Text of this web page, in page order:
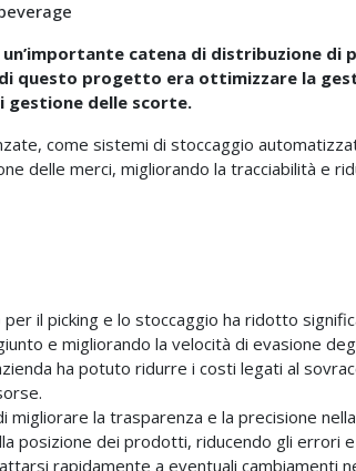
catena di distribuzione
questo progetto era ottimizzare la
gestione delle scorte.
come sistemi di stoccaggio
delle merci, migliorando la tracciabilità e
il picking e lo stoccaggio ha ridotto
e migliorando la velocità di evasione
ha potuto ridurre i costi legati al
la trasparenza e la precisione
posizione dei prodotti, riducendo gli errori
rapidamente a eventuali cambiamenti